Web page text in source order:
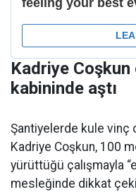
Kadriye Coşkun
kabininde aştı
Şantiyelerde kule vinç
Kadriye Coşkun, 100
yürüttüğü çalışmayla
mesleğinde dikkat